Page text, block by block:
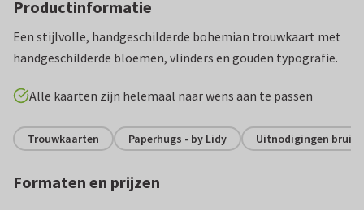
Productinformatie
Een stijlvolle, handgeschilderde bohemian trouwkaart met
handgeschilderde bloemen, vlinders en gouden typografie.
Alle kaarten zijn helemaal naar wens aan te passen
Trouwkaarten Paperhugs - by Lidy Uitnodigingen
Formaten en prijzen